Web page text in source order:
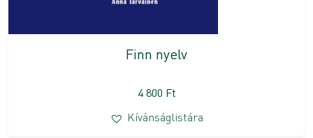
Finn nyelv
4 800 Ft
Kívánságlistára